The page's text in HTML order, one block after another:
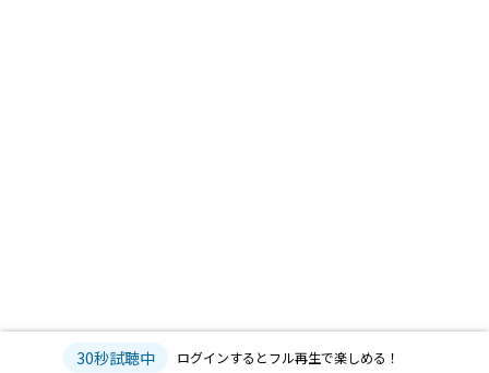
30秒試聴中 ログインするとフル再生で楽しめる！